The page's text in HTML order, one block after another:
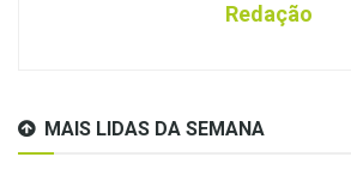
Redação
MAIS LIDAS DA SEMANA